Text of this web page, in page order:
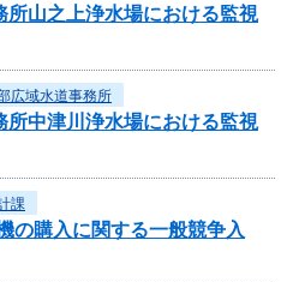
所山之上浄水場における監視
広域水道事務所
所中津川浄水場における監視
課
の購入に関する一般競争入